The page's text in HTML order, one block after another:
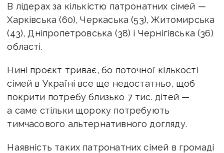
В лідерах за кількістю патронатних сімей —
Харківська (60), Черкаська (53), Житомирська
(43), Дніпропетровська (38) і Чернігівська (36)
області.
Нині проєкт триває, бо поточної кількості
сімей в Україні все ще недостатньо, щоб
покрити потребу близько 7 тис. дітей —
а саме стільки щороку потребують
тимчасового альтернативного догляду.
Наявність таких патронатних сімей в громаді